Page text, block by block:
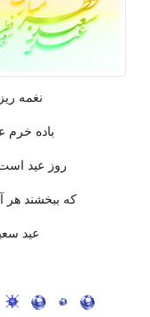
نغمه
باده خرم
روز عید
که ببخشند هر
عید